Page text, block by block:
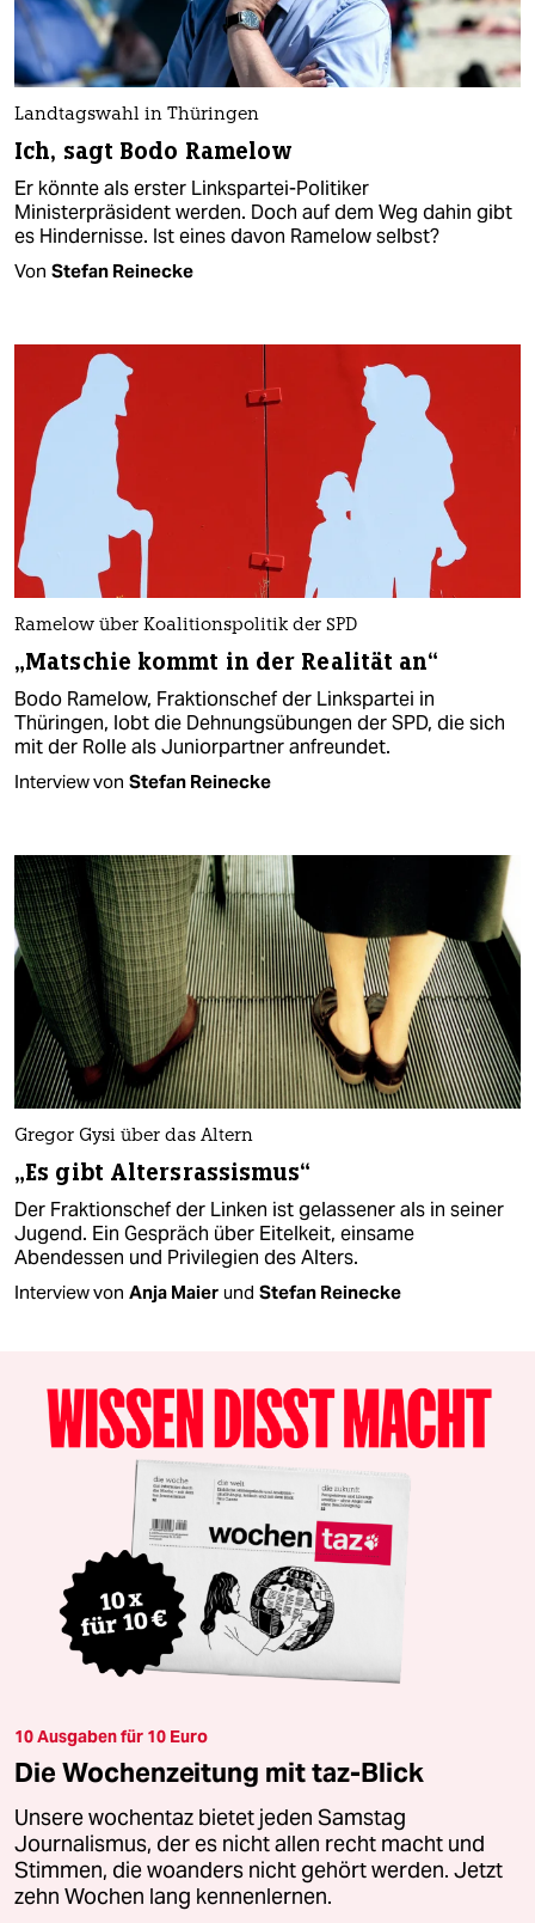
Landtagswahl in Thüringen
Ich, sagt Bodo Ramelow
Er könnte als erster Linkspartei-Politiker
Ministerpräsident werden. Doch auf dem Weg dahin gibt
es Hindernisse. Ist eines davon Ramelow selbst?
Von Stefan Reinecke
Ramelow über Koalitionspolitik der SPD
„Matschie kommt in der Realität an“
Bodo Ramelow, Fraktionschef der Linkspartei in
Thüringen, lobt die Dehnungsübungen der SPD, die sich
mit der Rolle als Juniorpartner anfreundet.
Interview von Stefan Reinecke
Gregor Gysi über das Altern
„Es gibt Altersrassismus“
Der Fraktionschef der Linken ist gelassener als in seiner
Jugend. Ein Gespräch über Eitelkeit, einsame
Abendessen und Privilegien des Alters.
Interview von Anja Maier und Stefan Reinecke
10 Ausgaben für 10 Euro
Die Wochenzeitung mit taz-Blick
Unsere wochentaz bietet jeden Samstag
Journalismus, der es nicht allen recht macht und
Stimmen, die woanders nicht gehört werden. Jetzt
zehn Wochen lang kennenlernen.